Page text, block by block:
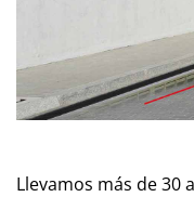
Llevamos más de 30